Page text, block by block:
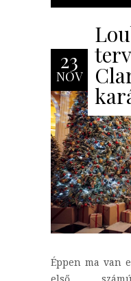
23
NOV
Éppen ma van